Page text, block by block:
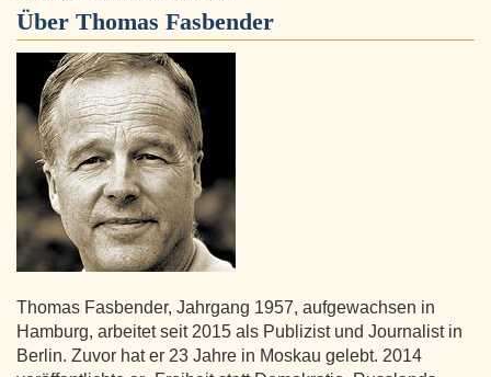
Über Thomas Fasbender
Thomas Fasbender, Jahrgang 1957, aufgewachsen in
Hamburg, arbeitet seit 2015 als Publizist und Journalist in
Berlin. Zuvor hat er 23 Jahre in Moskau gelebt. 2014